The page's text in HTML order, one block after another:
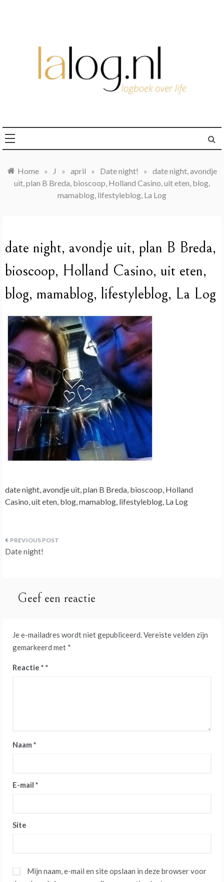
Home » J » april » Date night! » date night, avondje
uit, plan B Breda, bioscoop, Holland Casino, uit eten, blog,
mamablog, lifestyleblog, La Log
date night, avondje uit, plan B Breda,
bioscoop, Holland Casino, uit eten,
blog, mamablog, lifestyleblog, La Log
date night, avondje uit, plan B Breda, bioscoop, Holland
Casino, uit eten, blog, mamablog, lifestyleblog, La Log
Bericht
Date night!
Geef een reactie
Je e-mailadres wordt niet gepubliceerd.Vereiste velden zijn
gemarkeerd met *
Reactie *
Naam *
E-mail *
Site
Mijn naam, e-mail en site opslaan in deze browser voor